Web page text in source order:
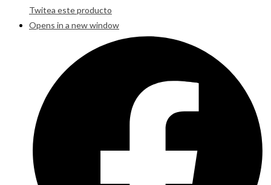
Twitea este producto
Opens in a new window